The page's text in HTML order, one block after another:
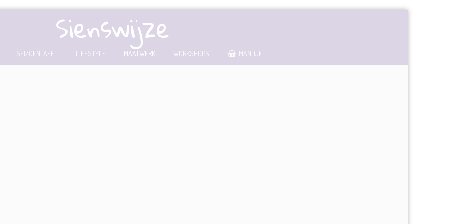
Sienswijze
SEIZOENTAFEL LIFESTYLE MAATWERK WORKSHOPS MANDJE